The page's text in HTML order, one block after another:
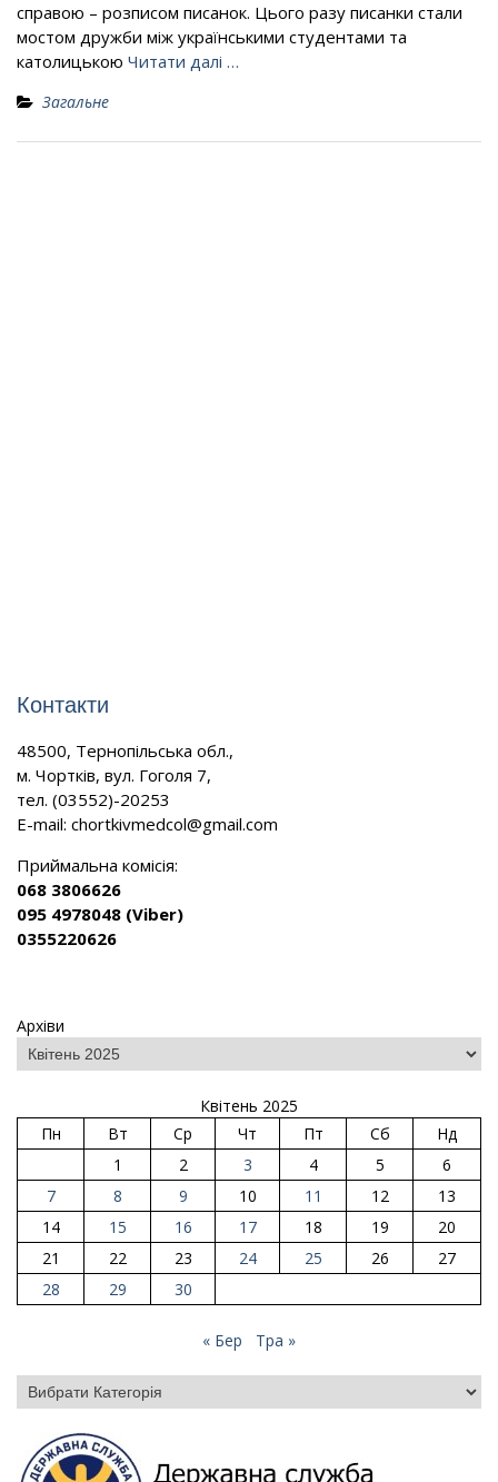
справою – розписом писанок. Цього разу писанки стали
мостом дружби між українськими студентами та
католицькою Читати далі …
Загальне
Контакти
48500, Тернопільська обл.,
м. Чортків, вул. Гоголя 7,
тел. (03552)-20253
E-mail: chortkivmedcol@gmail.com
Приймальна комісія:
068 3806626
095 4978048 (Viber)
0355220626
Архіви
Квітень 2025
Пн
Вт Ср Чт Пт Сб
Нд
1
2 3 4 5
6
7
8 9 10 11 12
13
14
15 16 17 18 19
20
21
22 23 24 25 26
27
28
29 30
« Бер Тра »
Категорії